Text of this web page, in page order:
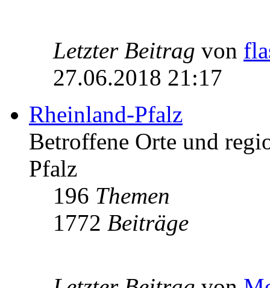
Letzter Beitrag von
27.06.2018 21:17
Rheinland-Pfalz
Betroffene Orte und
Pfalz
196 Themen
1772 Beiträge